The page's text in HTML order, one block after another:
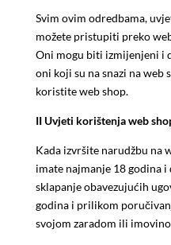
Svim ovim odredbama,
možete pristupiti preko
Oni mogu biti izmijenjeni i
oni koji su na snazi na web
koristite web shop.
II Uvjeti korištenja web
Kada izvršite narudžbu na
imate najmanje 18 godina i
sklapanje obavezujućih
godina i prilikom
svojom zaradom ili